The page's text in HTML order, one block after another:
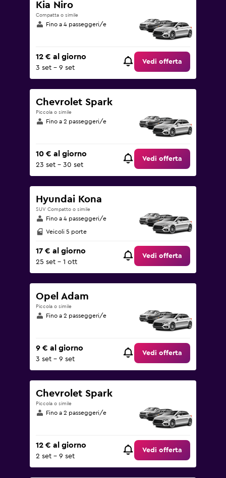
Kia Niro
Compatta o simile
Fino a 4 passeggeri/e
12 € al giorno
3 set - 9 set
Vedi offerta
Chevrolet Spark
Piccola o simile
Fino a 2 passeggeri/e
10 € al giorno
23 set - 30 set
Vedi offerta
Hyundai Kona
SUV Compatto o simile
Fino a 4 passeggeri/e
Veicoli 5 porte
17 € al giorno
25 set - 1 ott
Vedi offerta
Opel Adam
Piccola o simile
Fino a 2 passeggeri/e
9 € al giorno
3 set - 9 set
Vedi offerta
Chevrolet Spark
Piccola o simile
Fino a 2 passeggeri/e
12 € al giorno
2 set - 9 set
Vedi offerta